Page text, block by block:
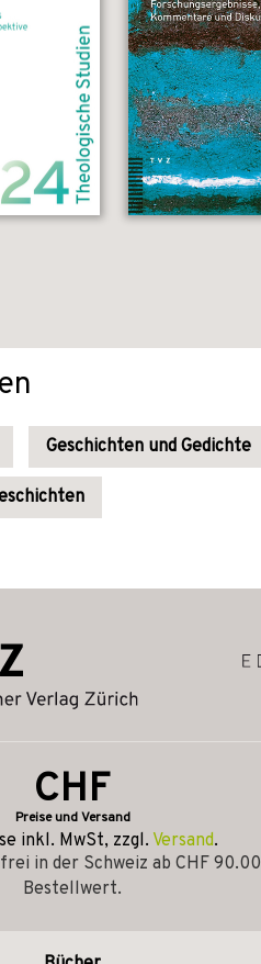
Geschichten und Gedichte
CHF
Preise und Versand
inkl. MwSt, zzgl. Versand.
in der Schweiz ab CHF 90.00
Bestellwert.